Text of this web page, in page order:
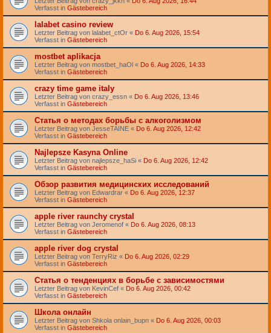
Verfasst in Gästebereich
lalabet casino review
Letzter Beitrag von lalabet_ctOr « Do 6. Aug 2026, 15:54
Verfasst in Gästebereich
mostbet aplikacja
Letzter Beitrag von mostbet_haOl « Do 6. Aug 2026, 14:33
Verfasst in Gästebereich
crazy time game italy
Letzter Beitrag von crazy_essn « Do 6. Aug 2026, 13:46
Verfasst in Gästebereich
Статья о методах борьбы с алкоголизмом
Letzter Beitrag von JesseTAINE « Do 6. Aug 2026, 12:42
Verfasst in Gästebereich
Najlepsze Kasyna Online
Letzter Beitrag von najlepsze_haSi « Do 6. Aug 2026, 12:42
Verfasst in Gästebereich
Обзор развития медицинских исследований
Letzter Beitrag von Edwardrar « Do 6. Aug 2026, 12:37
Verfasst in Gästebereich
apple river raunchy crystal
Letzter Beitrag von Jeromenof « Do 6. Aug 2026, 08:13
Verfasst in Gästebereich
apple river dog crystal
Letzter Beitrag von TerryRiz « Do 6. Aug 2026, 02:29
Verfasst in Gästebereich
Статья о тенденциях в борьбе с зависимостями
Letzter Beitrag von KevinCef « Do 6. Aug 2026, 00:42
Verfasst in Gästebereich
Школа онлайн
Letzter Beitrag von Shkola onlain_bupn « Do 6. Aug 2026, 00:03
Verfasst in Gästebereich